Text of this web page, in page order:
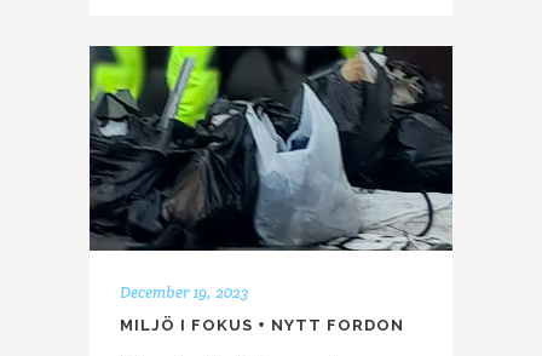
December 19, 2023
MILJÖ I FOKUS + NYTT FORDON